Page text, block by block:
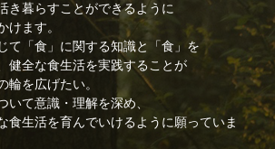
き暮らすことができるように
けます。
て「食」に関する知識と「食」を
健全な食生活を実践することが
輪を広げたい。
いて意識・理解を深め、
食生活を育んでいけるように願っていま